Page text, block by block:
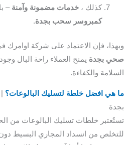
كذلك ،خدمات مضمونة وآمنة–
كمبروسر سحب بجدة.
فإن الاعتماد على شركة اوامرك في
بجدةيمنح العملاء راحة البال وجودة
والكفاءة.
افضل خلطة لتسليك البالوعات؟|
خلطات تسليك البالوعات من الحلول
من انسداد المجاري البسيط دون